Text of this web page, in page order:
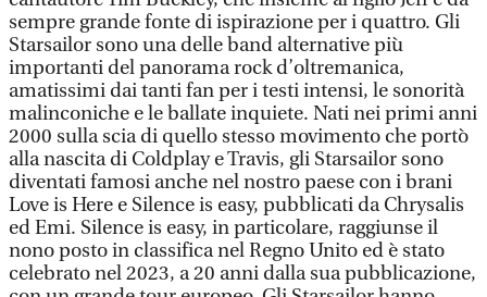
sempre grande fonte di ispirazione per i quattro. Gli
Starsailor sono una delle band alternative più
importanti del panorama rock d’oltremanica,
amatissimi dai tanti fan per i testi intensi, le sonorità
malinconiche e le ballate inquiete. Nati nei primi anni
2000 sulla scia di quello stesso movimento che portò
alla nascita di Coldplay e Travis, gli Starsailor sono
diventati famosi anche nel nostro paese con i brani
Love is Here e Silence is easy, pubblicati da Chrysalis
ed Emi. Silence is easy, in particolare, raggiunse il
nono posto in classifica nel Regno Unito ed è stato
celebrato nel 2023, a 20 anni dalla sua pubblicazione,